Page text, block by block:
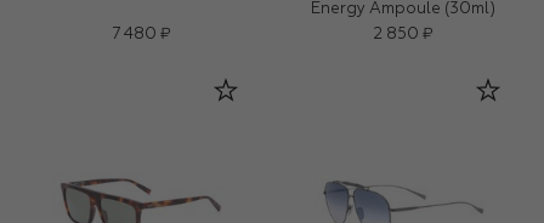
7 480 ₽
Energy Ampoule (30ml)
2 850 ₽